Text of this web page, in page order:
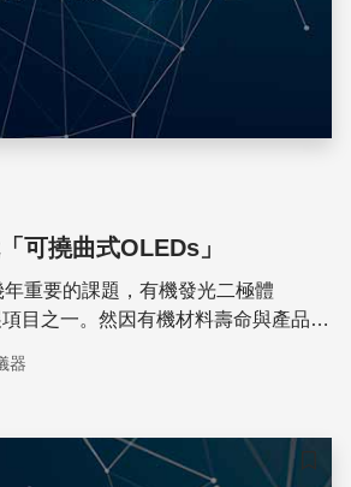
可撓曲式OLEDs」
重要的課題，有機發光二極體
目之一。然因有機材料壽命與產品穩
程應用，讓OLEDs有了新突破與發
器
儲存